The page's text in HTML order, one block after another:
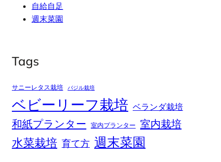
自給自足
週末菜園
Tags
サニーレタス栽培 バジル栽培
ベビーリーフ栽培 ベランダ栽培
和紙プランター 室内プランター 室内栽培
水菜栽培 育て方 週末菜園